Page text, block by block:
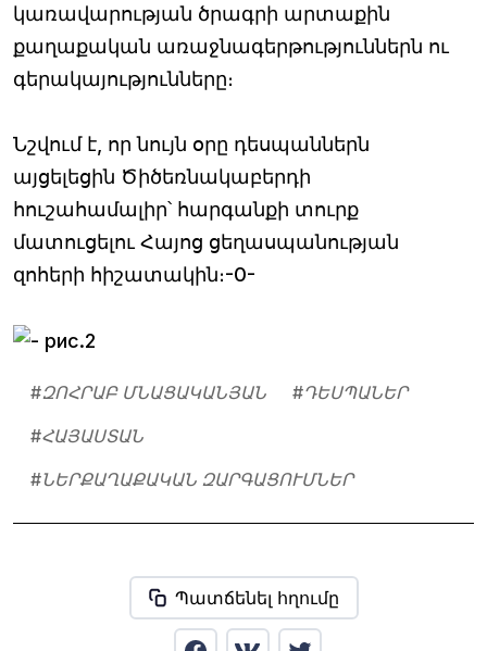
կառավարության ծրագրի արտաքին
քաղաքական առաջնագերթություններն ու
գերակայությունները։
Նշվում է, որ նույն օրը դեսպաններն
այցելեցին Ծիծեռնակաբերդի
հուշահամալիր՝ հարգանքի տուրք
մատուցելու Հայոց ցեղասպանության
զոհերի հիշատակին։-0-
#ԶՈՀՐԱԲ ՄՆԱՑԱԿԱՆՅԱՆ #ԴԵՍՊԱՆԵՐ
#ՀԱՅԱՍՏԱՆ
#ՆԵՐՔԱՂԱՔԱԿԱՆ ԶԱՐԳԱՑՈՒՄՆԵՐ
Պատճենել հղումը